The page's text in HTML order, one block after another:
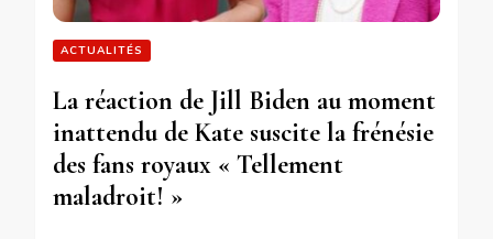
ACTUALITÉS
La réaction de Jill Biden au moment
inattendu de Kate suscite la frénésie
des fans royaux « Tellement
maladroit! »